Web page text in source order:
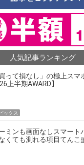
人気記事ランキング
買って損なし」の極上ス
上半期AWARD】
ックス
ミンも画面なしスマート
くても測れる項目てんこ